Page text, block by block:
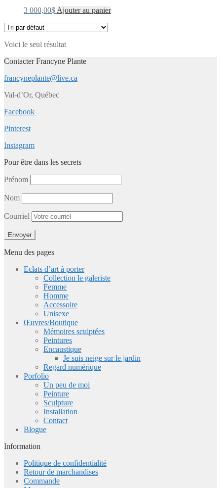
3 000,00$ Ajouter au panier
Voici le seul résultat
Contacter Francyne Plante
francyneplante@live.ca
Val-d’Or, Québec
Facebook
Pinterest
Instagram
Pour être dans les secrets
Prénom
Nom
Courriel
Menu des pages
Eclats d’art à porter
Collection le galeriste
Femme
Homme
Accessoire
Unisexe
Œuvres/Boutique
Mémoires sculptées
Peintures
Encaustique
Je suis neige sur le jardin
Regard numérique
Porfolio
Un peu de moi
Peinture
Sculpture
Installation
Contact
Blogue
Information
Politique de confidentialité
Retour de marchandises
Commande